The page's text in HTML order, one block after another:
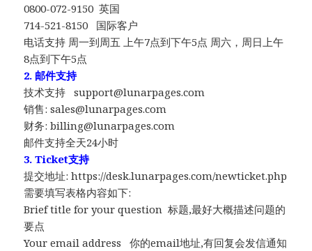
0800-072-9150 英国
714-521-8150 国际客户
电话支持 周一到周五 上午7点到下午5点 周六，周日上午
8点到下午5点
2. 邮件支持
技术支持support@lunarpages.com
销售:sales@lunarpages.com
财务:billing@lunarpages.com
邮件支持全天24小时
3. Ticket支持
提交地址: https://desk.lunarpages.com/newticket.php
需要填写表格内容如下:
Brief title for your question 标题,最好大概描述问题的
要点
Your email address 你的email地址,有回复会发信通知